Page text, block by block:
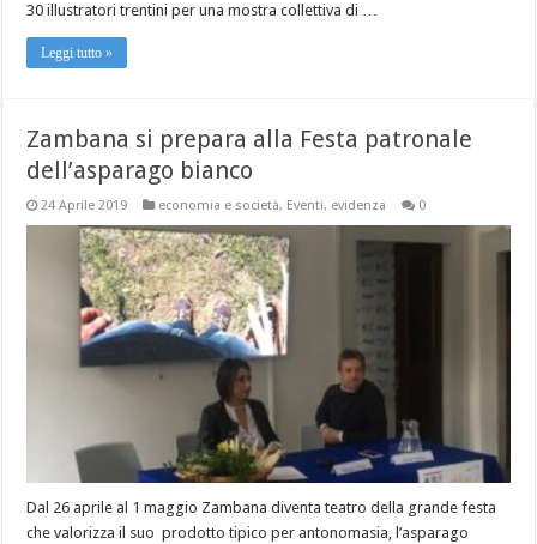
30 illustratori trentini per una mostra collettiva di …
Leggi tutto »
Zambana si prepara alla Festa patronale
dell’asparago bianco
24 Aprile 2019 economia e società, Eventi, evidenza 0
Dal 26 aprile al 1 maggio Zambana diventa teatro della grande festa
che valorizza il suo prodotto tipico per antonomasia, l’asparago